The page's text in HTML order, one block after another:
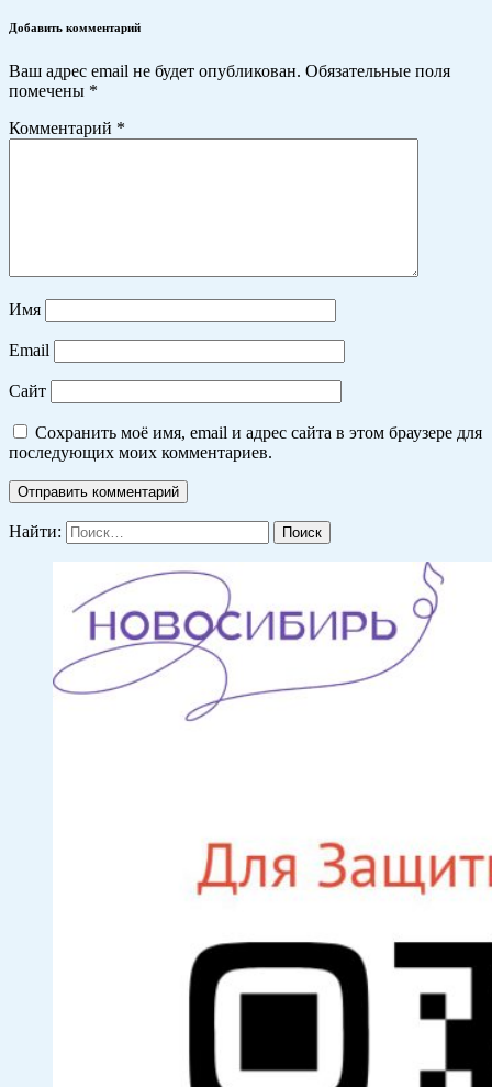
Добавить комментарий
Ваш адрес email не будет опубликован. Обязательные поля
помечены *
Комментарий *
Имя
Email
Сайт
Сохранить моё имя, email и адрес сайта в этом браузере для
последующих моих комментариев.
Найти: